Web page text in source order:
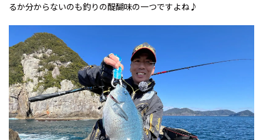
るか分からないのも釣りの醍醐味の一つですよね♪